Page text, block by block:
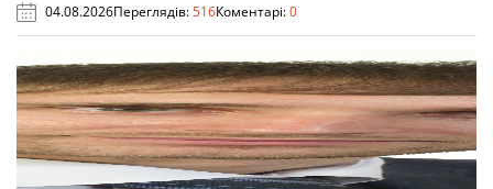
04.08.2026Переглядів:516Коментарі:0